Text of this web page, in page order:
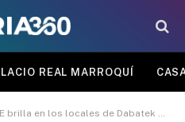
REAL MARROQUÍ
los locales de Dabatek y conquista al público de Tánger